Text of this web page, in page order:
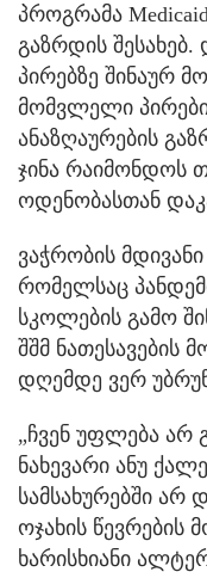
პროგრამა
გაზრდის შესახებ.
პირებზე შინაურ
მომვლელი
ანაზღაურების
ჯინა რაიმონდოს
ოდენობასთან
ვაჭრობის
რომელსაც
სკოლების გამო
შშმ ნათესავების
დღემდე ვერ
„ჩვენ უფლება არ
ნახევარი ანუ
სამსახურებში არ
ოჯახის წევრების
ხარისხიანი